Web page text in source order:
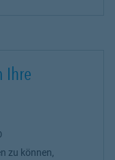
Ihre
zu können,